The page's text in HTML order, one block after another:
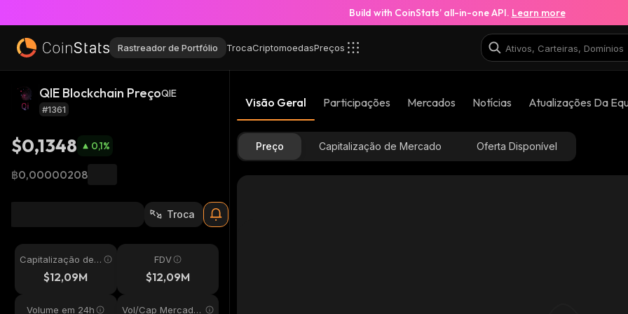
Build with CoinStats’ all-in-one API. Learn more
Rastreador de Portfólio TrocaCriptomoedasPreços
QIE Blockchain PreçoQIE
#1361
$0,1348 0,1%
฿0,00000208
Troca
Capitalização de
Mercado$12,09M
FDV
$12,09M
Volume em 24h Vol/Cap Mercado
Visão Geral Participações Mercados Notícias Atualizações Da
Preço Capitalização de Mercado Oferta Disponível